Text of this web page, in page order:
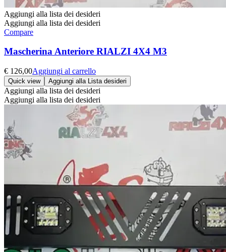
Aggiungi alla lista dei desideri
Aggiungi alla lista dei desideri
Compare
Mascherina Anteriore RIALZI 4X4 M3
€ 126,00Aggiungi al carrello
Quick view Aggiungi alla Lista desideri
Aggiungi alla lista dei desideri
Aggiungi alla lista dei desideri